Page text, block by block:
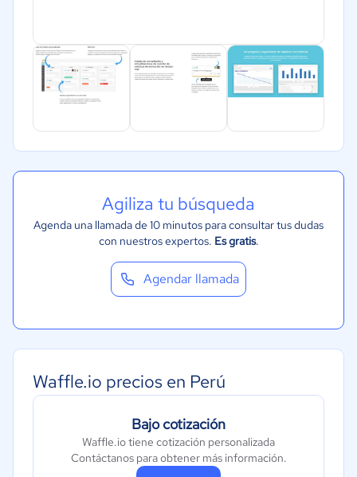
Agiliza tu búsqueda
Agenda una llamada de 10 minutos para consultar tus dudas
con nuestros expertos. Es gratis.
Agendar llamada
Waffle.io precios en Perú
Bajo cotización
Waffle.io tiene cotización personalizada
Contáctanos para obtener más información.